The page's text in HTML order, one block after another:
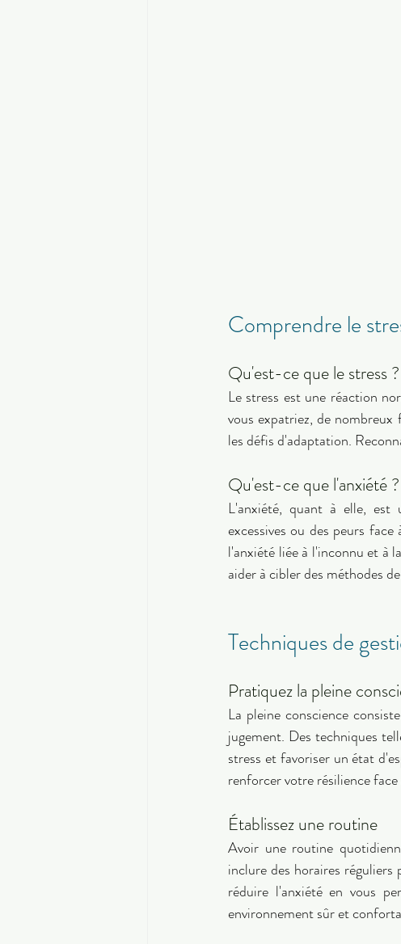
Comprendre le
Qu'est-ce que le stress ?
Le stress est une réaction
vous expatriez, de
les défis d'adaptation.
Qu'est-ce que l'anxiété ?
L'anxiété, quant à elle, est
excessives ou des peurs
l'anxiété liée à l'inconnu et à
aider à cibler des méthodes
Techniques de
Pratiquez la pleine
La pleine conscience
jugement. Des techniques
stress et favoriser un état
renforcer votre résilience face
Établissez une routine
Avoir une routine
inclure des horaires
réduire l'anxiété en vous
environnement sûr et